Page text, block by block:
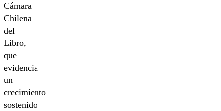
Cámara
Chilena
del
Libro,
que
evidencia
un
crecimiento
sostenido